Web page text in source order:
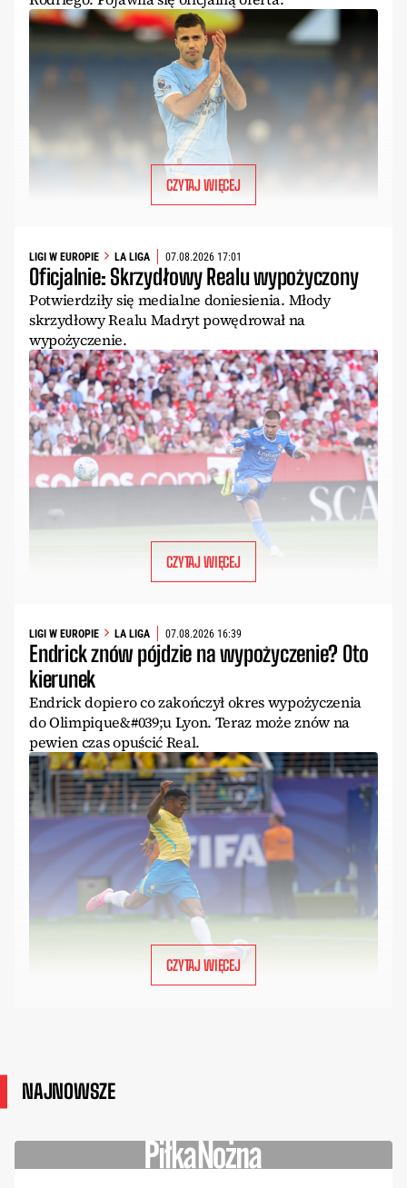
CZYTAJ WIĘCEJ
LIGI W EUROPIE LA LIGA 07.08.2026 17:01
Oficjalnie: Skrzydłowy Realu wypożyczony
Potwierdziły się medialne doniesienia. Młody
skrzydłowy Realu Madryt powędrował na
wypożyczenie.
CZYTAJ WIĘCEJ
LIGI W EUROPIE LA LIGA 07.08.2026 16:39
Endrick znów pójdzie na wypożyczenie? Oto
kierunek
Endrick dopiero co zakończył okres wypożyczenia
do Olimpique&#039;u Lyon. Teraz może znów na
pewien czas opuścić Real.
CZYTAJ WIĘCEJ
NAJNOWSZE